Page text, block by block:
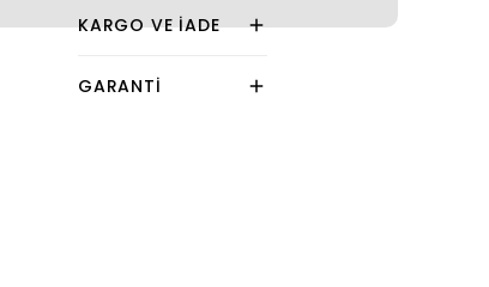
KARGO VE İADE
GARANTI